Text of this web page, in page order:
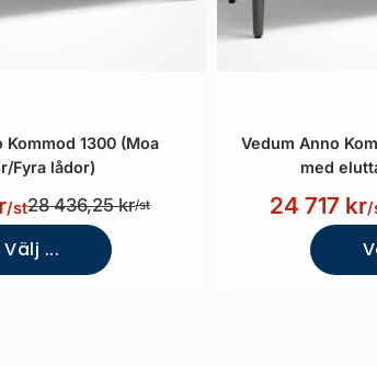
Kommod 1300 (Moa
Fyra lådor)
/st28 436,25 kr/st
Välj ...
Vedum Anno
med
24 717 kr/